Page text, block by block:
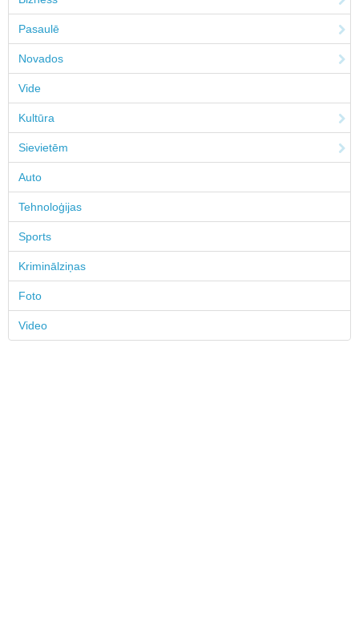
Pasaulē
Novados
Vide
Kultūra
Sievietēm
Auto
Tehnoloģijas
Sports
Kriminālziņas
Foto
Video